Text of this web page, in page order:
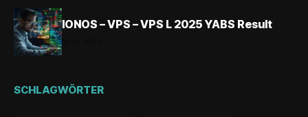
IONOS – VPS – VPS L 2025 YABS Result
SCHLAGWÖRTER